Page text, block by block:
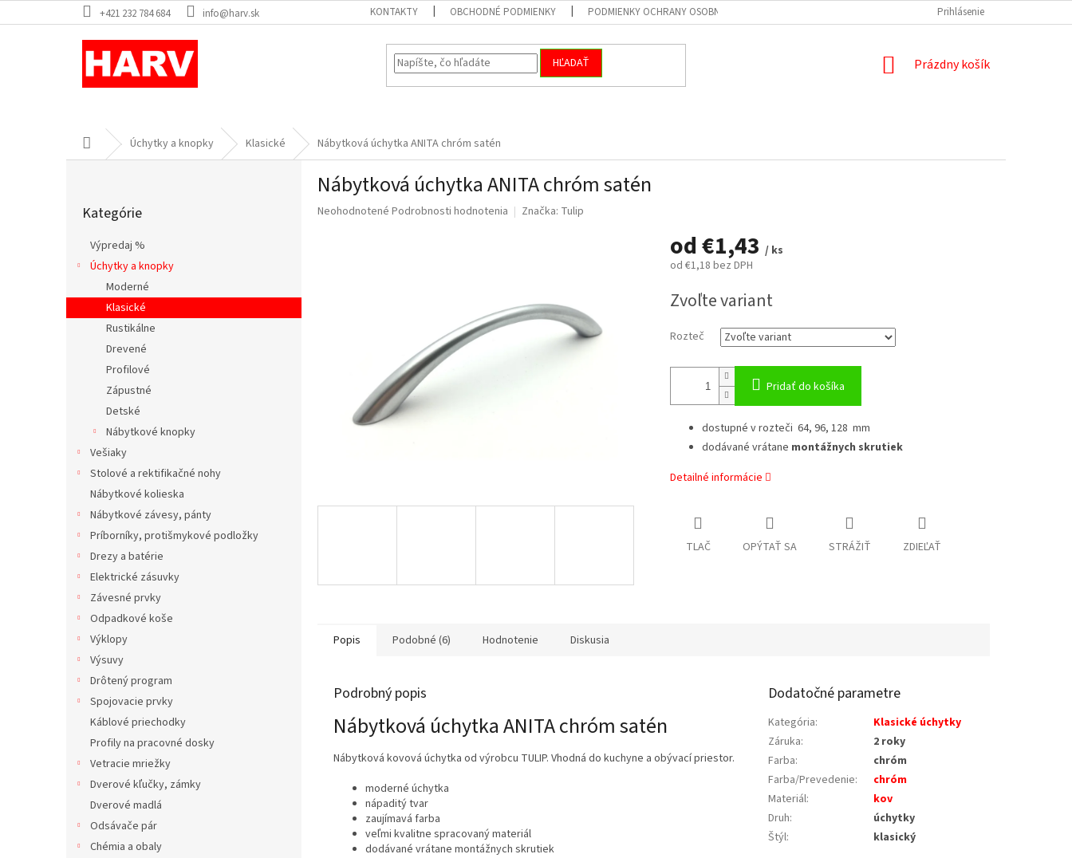
na
+421 232 784 684 info@harv.sk KONTAKTY OBCHODNÉ PODMIENKY PODMIENKY OCHRANY OSOBNÝCH ÚDAJOV REKLAMÁCIA
Prihlásenie
HĽADAŤ
NÁKUPNÝ
Prázdny košík
DomovÚchytky a knopky Klasické Nábytková úchytka ANITA chróm satén
kategórie
Kategórie
Výpredaj %
Úchytky a knopky
Moderné
Klasické
Rustikálne
Drevené
Profilové
Zápustné
Detské
Nábytkové knopky
Vešiaky
Stolové a rektifikačné nohy
Nábytkové kolieska
Nábytkové závesy, pánty
Príborníky, protišmykové podložky
Drezy a batérie
Elektrické zásuvky
Závesné prvky
Odpadkové koše
Výklopy
Výsuvy
Drôtený program
Spojovacie prvky
Káblové priechodky
Profily na pracovné dosky
Vetracie mriežky
Dverové kľučky, zámky
Dverové madlá
Odsávače pár
Chémia a obaly
Nábytková úchytka ANITA chróm satén
Priemerné
Neohodnotené Podrobnosti hodnotenia Značka: Tulip
od€1,43 / ks
od €1,18 bez DPH
cena:
Zvoľte variant
Rozteč
Pridať do košíka
dostupné v rozteči 64, 96, 128 mm
dodávané vrátane montážnych skrutiek
Detailné informácie
TLAČ OPÝTAŤ SA STRÁŽIŤ ZDIEĽAŤ
Popis Podobné (6) Hodnotenie Diskusia
Podrobný popis
Nábytková úchytka ANITA chróm satén
Nábytková kovová úchytka od výrobcu TULIP. Vhodná do kuchyne a obývací priestor.
moderné úchytka
nápaditý tvar
zaujímavá farba
veľmi kvalitne spracovaný materiál
dodávané vrátane montážnych skrutiek
Dodatočné parametre
Kategória:
Klasické úchytky
Záruka:
2 roky
Farba:
chróm
Farba/Prevedenie:
chróm
Materiál:
kov
Druh:
úchytky
Štýl: klasický